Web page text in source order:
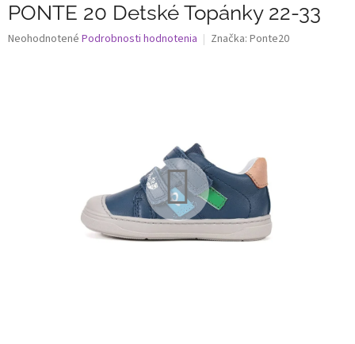
PONTE 20 Detské Topánky 22-33
Priemerné
Neohodnotené Podrobnosti hodnotenia Značka: Ponte20